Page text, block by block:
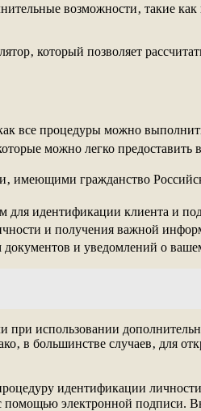
возможности‚ такие
который позволяет
все процедуры можно
можно легко предоставить
имеющими гражданство
идентификации клиента и
и получения важной
и уведомлений о
использовании
в большинстве случаев‚ для
идентификации
помощью электронной подписи.